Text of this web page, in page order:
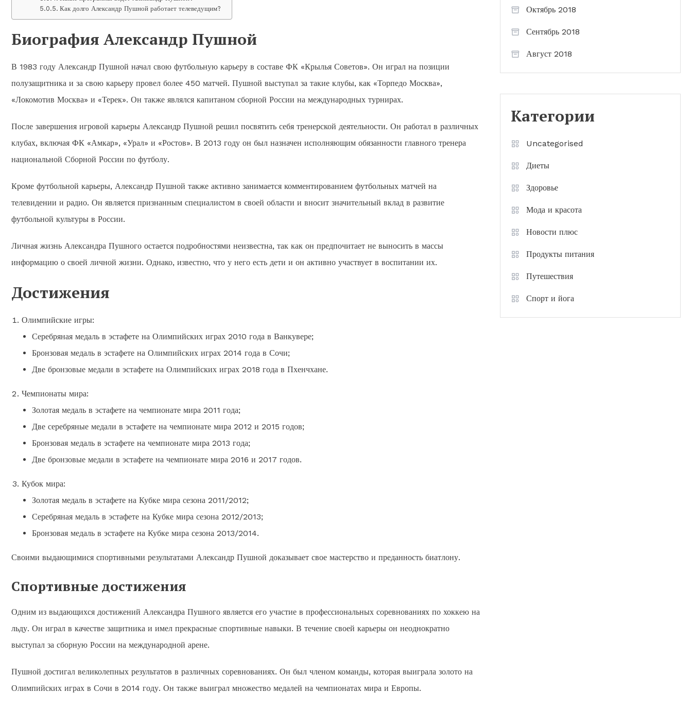
Как долго Александр Пушной работает телеведущим?
Биография Александр Пушной
В 1983 году Александр Пушной начал свою футбольную карьеру в составе ФК «Крылья Советов». Он играл на позиции
полузащитника и за свою карьеру провел более 450 матчей. Пушной выступал за такие клубы, как «Торпедо Москва»,
«Локомотив Москва» и «Терек». Он также являлся капитаном сборной России на международных турнирах.
После завершения игровой карьеры Александр Пушной решил посвятить себя тренерской деятельности. Он работал в различных
клубах, включая ФК «Амкар», «Урал» и «Ростов». В 2013 году он был назначен исполняющим обязанности главного тренера
национальной Сборной России по футболу.
Кроме футбольной карьеры, Александр Пушной также активно занимается комментированием футбольных матчей на
телевидении и радио. Он является признанным специалистом в своей области и вносит значительный вклад в развитие
футбольной культуры в России.
Личная жизнь Александра Пушного остается подробностями неизвестна, так как он предпочитает не выносить в массы
информацию о своей личной жизни. Однако, известно, что у него есть дети и он активно участвует в воспитании их.
Достижения
Олимпийские игры:
Серебряная медаль в эстафете на Олимпийских играх 2010 года в Ванкувере;
Бронзовая медаль в эстафете на Олимпийских играх 2014 года в Сочи;
Две бронзовые медали в эстафете на Олимпийских играх 2018 года в Пхенчхане.
Чемпионаты мира:
Золотая медаль в эстафете на чемпионате мира 2011 года;
Две серебряные медали в эстафете на чемпионате мира 2012 и 2015 годов;
Бронзовая медаль в эстафете на чемпионате мира 2013 года;
Две бронзовые медали в эстафете на чемпионате мира 2016 и 2017 годов.
Кубок мира:
Золотая медаль в эстафете на Кубке мира сезона 2011/2012;
Серебряная медаль в эстафете на Кубке мира сезона 2012/2013;
Бронзовая медаль в эстафете на Кубке мира сезона 2013/2014.
Своими выдающимися спортивными результатами Александр Пушной доказывает свое мастерство и преданность биатлону.
Спортивные достижения
Одним из выдающихся достижений Александра Пушного является его участие в профессиональных соревнованиях по хоккею на
льду. Он играл в качестве защитника и имел прекрасные спортивные навыки. В течение своей карьеры он неоднократно
выступал за сборную России на международной арене.
Пушной достигал великолепных результатов в различных соревнованиях. Он был членом команды, которая выиграла золото на
Олимпийских играх в Сочи в 2014 году. Он также выиграл множество медалей на чемпионатах мира и Европы.
Октябрь 2018
Сентябрь 2018
Август 2018
Категории
Uncategorised
Диеты
Здоровье
Мода и красота
Новости плюс
Продукты питания
Путешествия
Спорт и йога